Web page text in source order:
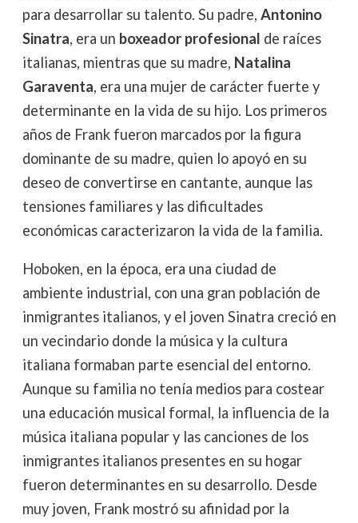
para desarrollar su talento. Su padre, Antonino
Sinatra, era un boxeador profesional de raíces
italianas, mientras que su madre, Natalina
Garaventa, era una mujer de carácter fuerte y
determinante en la vida de su hijo. Los primeros
años de Frank fueron marcados por la figura
dominante de su madre, quien lo apoyó en su
deseo de convertirse en cantante, aunque las
tensiones familiares y las dificultades
económicas caracterizaron la vida de la familia.
Hoboken, en la época, era una ciudad de
ambiente industrial, con una gran población de
inmigrantes italianos, y el joven Sinatra creció en
un vecindario donde la música y la cultura
italiana formaban parte esencial del entorno.
Aunque su familia no tenía medios para costear
una educación musical formal, la influencia de la
música italiana popular y las canciones de los
inmigrantes italianos presentes en su hogar
fueron determinantes en su desarrollo. Desde
muy joven, Frank mostró su afinidad por la